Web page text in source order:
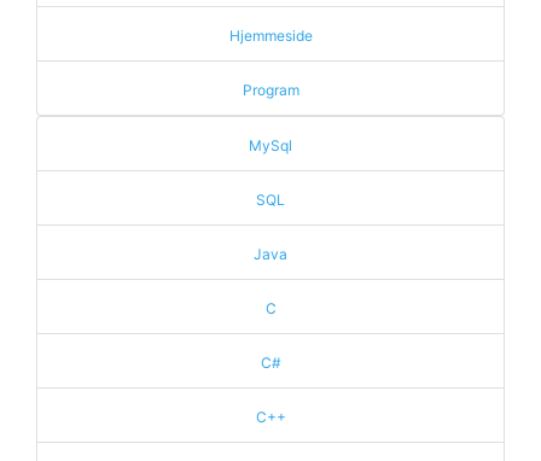
Hjemmeside
Program
MySql
SQL
Java
C
C#
C++